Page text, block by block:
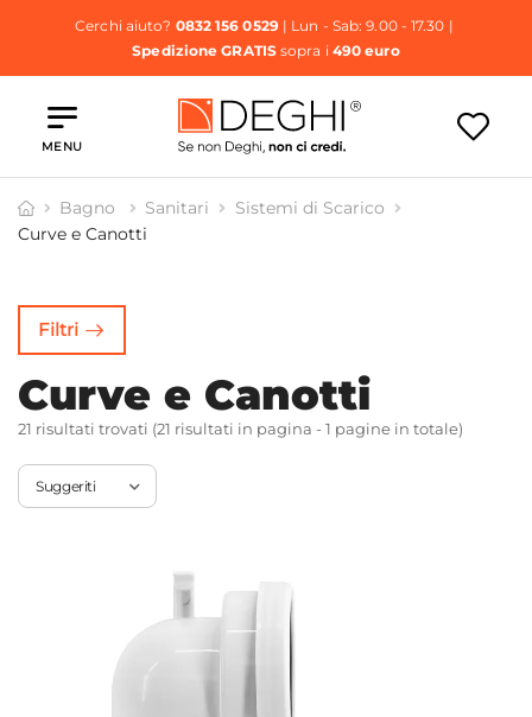
Cerchi aiuto? 0832 156 0529| Lun - Sab: 9.00 - 17.30 |
Spedizione GRATISsopra i 490 euro
MENU
Bagno Sanitari
Sistemi di Scarico
Curve e Canotti
Filtri
Curve e Canotti
21 risultati trovati (21 risultati in pagina - 1 pagine in totale)